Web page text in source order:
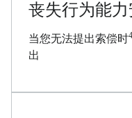
丧失行为能力
当您无法提出索偿时4
出